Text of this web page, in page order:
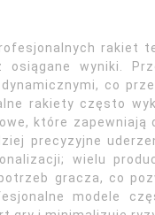
rakiet
osiągane wyniki.
co
rakiety często
które zapewniają
precyzyjne
wielu
gracza, co
modele